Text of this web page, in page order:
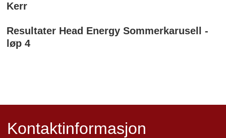
Kerr
Resultater Head Energy Sommerkarusell -
løp 4
Kontaktinformasjon